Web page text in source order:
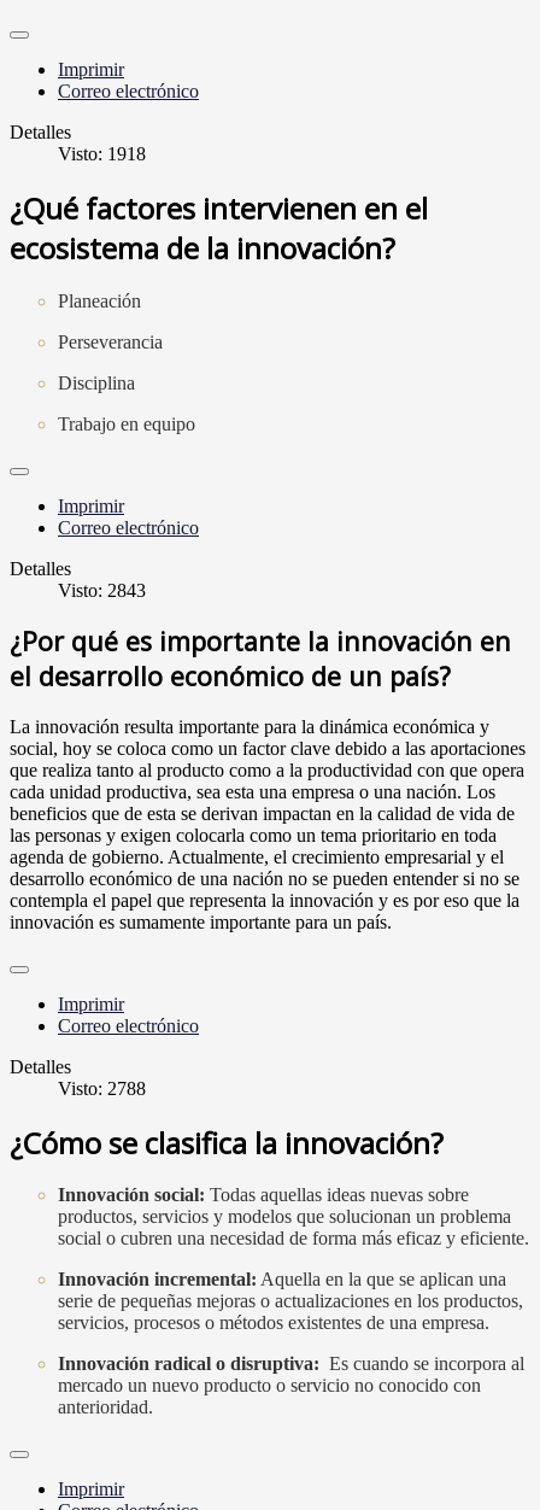
Imprimir
Correo electrónico
Detalles
Visto: 1918
¿Qué factores intervienen en el
ecosistema de la innovación?
Planeación
Perseverancia
Disciplina
Trabajo en equipo
Imprimir
Correo electrónico
Detalles
Visto: 2843
¿Por qué es importante la innovación en
el desarrollo económico de un país?
La innovación resulta importante para la dinámica económica y
social, hoy se coloca como un factor clave debido a las aportaciones
que realiza tanto al producto como a la productividad con que opera
cada unidad productiva, sea esta una empresa o una nación. Los
beneficios que de esta se derivan impactan en la calidad de vida de
las personas y exigen colocarla como un tema prioritario en toda
agenda de gobierno. Actualmente, el crecimiento empresarial y el
desarrollo económico de una nación no se pueden entender si no se
contempla el papel que representa la innovación y es por eso que la
innovación es sumamente importante para un país.
Imprimir
Correo electrónico
Detalles
Visto: 2788
¿Cómo se clasifica la innovación?
Innovación social: Todas aquellas ideas nuevas sobre
productos, servicios y modelos que solucionan un problema
social o cubren una necesidad de forma más eficaz y eficiente.
Innovación incremental: Aquella en la que se aplican una
serie de pequeñas mejoras o actualizaciones en los productos,
servicios, procesos o métodos existentes de una empresa.
Innovación radical o disruptiva: Es cuando se incorpora al
mercado un nuevo producto o servicio no conocido con
anterioridad.
Imprimir